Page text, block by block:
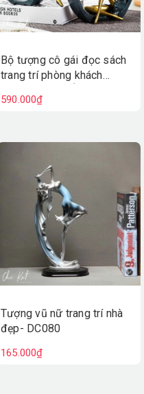
Bộ tượng cô gái đọc sách
trang trí phòng khách
590.000₫
Tượng vũ nữ trang trí nhà
đẹp- DC080
165.000₫